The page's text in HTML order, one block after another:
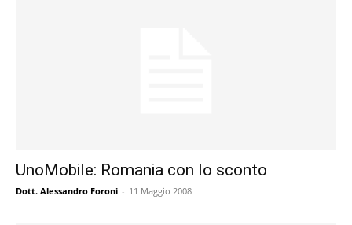
UnoMobile: Romania con lo sconto
Dott. Alessandro Foroni - 11 Maggio 2008